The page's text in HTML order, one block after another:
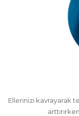
Ellerinizi kavrayarak